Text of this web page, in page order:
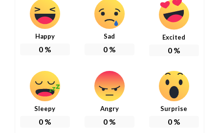
Happy
0%
Sad
0%
Excited
0%
Sleepy
0%
Angry
0%
Surprise
0%